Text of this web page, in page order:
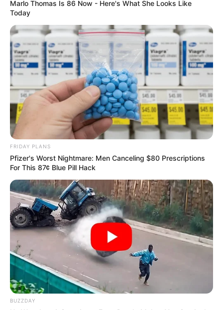
LEGAL
นโยบายคุกกี้
นโยบายการคุ้มครองข้อมูลส่วนบุคคล
ติดต่อเรา
เกี่ยวกับเอ็มไทย
TOP CONTENT
วัดสวย
วัดสวยเชียงใหม่
ทำนายฝัน
สถิติหวยรายเดือน
บทสวดมนต์
วิธีบนไอ้ไข่
ไหว้ท้าวเวสสุวรรณ
วิธีไหว้วัดแขก
วอลเปเปอร์พระแม่ลักษมี
วอลเปเปอร์ ฟรี
สีมงคล
FOLLOW US
เว็บไซต์นี้ใช้คุกกี้
เพื่อการนำเสนอเนื้อหาที่ดี รวมถึงการจัดการข้อมูลส่วนบุคคล เพื่อให้คุณได้รับ
ประสบการณ์ที่ดีบนบริการของเว็บไซต์เรา หากคุณใช้บริการเว็บไซต์นี้ต่อไปโดย
ไม่มีการปรับตั้งค่าใดๆนั้น แสดงว่าคุณยอมรับนโยบายคุกกี้และนโยบายส่วน
บุคคลของเรา
ยอมรับ เรียนรู้เพิ่มเติม
Marlo Thomas Is 86 Now - Here's What She Looks Like
Today
FRIDAY PLANS
Pfizer's Worst Nightmare: Men Canceling $80 Prescriptions
For This 87¢ Blue Pill Hack
BUZZDAY